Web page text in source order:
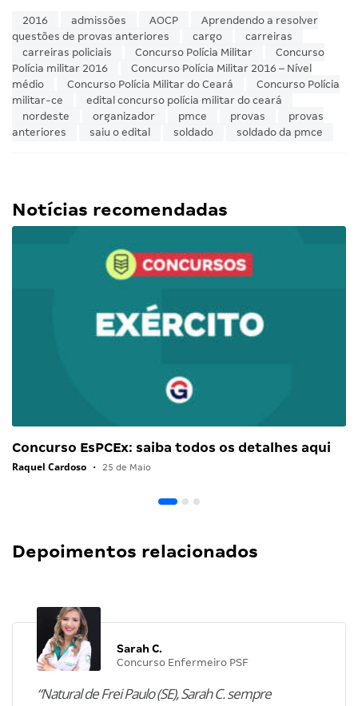
2016 admissões AOCP
Aprendendo a resolver
questões de provas anteriores
cargo
carreiras
carreiras policiais
Concurso Polícia Militar
Concurso
Polícia militar 2016
Concurso Polícia Militar 2016 – Nível
médio
Concurso Polícia Militar do Ceará
Concurso Polícia
militar-ce
edital concurso polícia militar do ceará
nordeste
organizador pmce provas
provas
anteriores
saiu o edital soldado soldado da pmce
Notícias recomendadas
Concurso EsPCEx: saiba todos os detalhes aqui
Raquel Cardoso • 25 de Maio
Depoimentos relacionados
Sarah C.
Concurso Enfermeiro PSF
“Natural de Frei Paulo (SE), Sarah C. sempre